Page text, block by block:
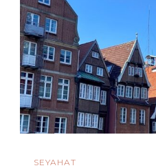
SEYAHAT